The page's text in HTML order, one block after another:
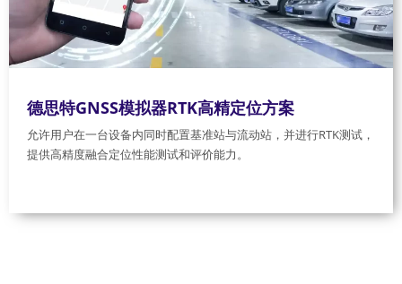
德思特GNSS模拟器RTK高精定位方案
允许用户在一台设备内同时配置基准站与流动站，并进行RTK测试，
提供高精度融合定位性能测试和评价能力。